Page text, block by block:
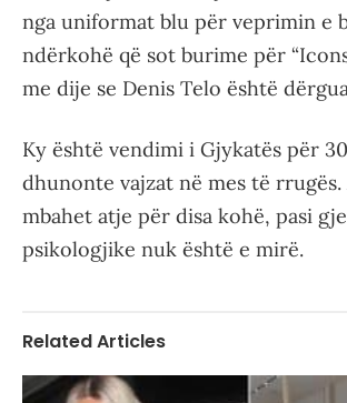
nga uniformat blu për veprimin e
ndërkohë që sot burime për
me dije se Denis Telo është
Ky është vendimi i Gjykatës për
dhunonte vajzat në mes të rrugës.
mbahet atje për disa kohë, pasi
psikologjike nuk është e mirë.
Related Articles